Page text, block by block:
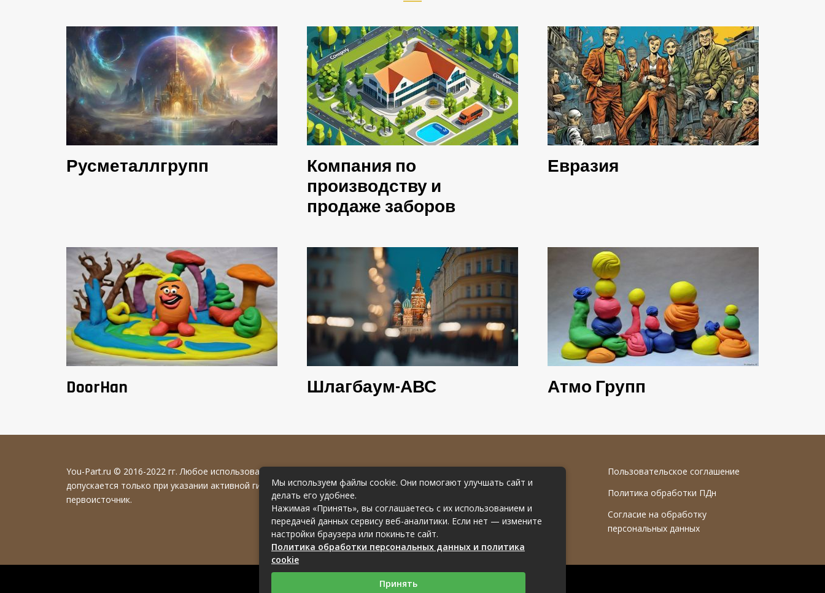
Русметаллгрупп
Компания по
производству и
продаже заборов
Евразия
DoorHan Шлагбаум-АВС Атмо Групп
You-Part.ru © 2016-2022 гг. Любое использование материалов
допускается только при указании активной гиперссылки на
первоисточник.
Пользовательское соглашение
Политика обработки ПДн
Согласие на обработку
персональных данных
Связаться с редакцией сайта: you-part.ru@mailwebsite.ru
Мы используем файлы cookie. Они помогают улучшать сайт и
делать его удобнее.
Нажимая «Принять», вы соглашаетесь с их использованием и
передачей данных сервису веб-аналитики. Если нет — измените
настройки браузера или покиньте сайт.
Политика обработки персональных данных и политика
cookie
Принять